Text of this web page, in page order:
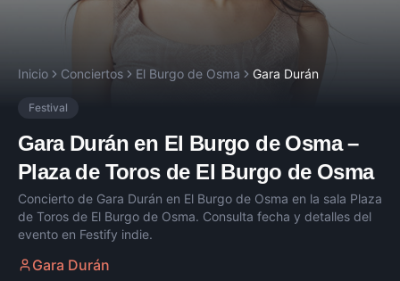
Inicio Conciertos El Burgo de Osma Gara Durán
Festival
Gara Durán en El Burgo de Osma–
Plaza de Toros de El Burgo de Osma
Concierto de Gara Durán en El Burgo de Osma en la sala Plaza
de Toros de El Burgo de Osma. Consulta fecha y detalles del
evento en Festify indie.
Gara Durán